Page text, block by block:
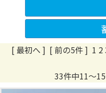
[ 最初へ ] [ 前の5件 ] 1 2
33件中11～